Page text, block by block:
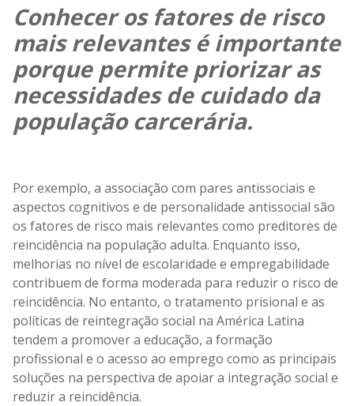
Conhecer os fatores de risco
mais relevantes é importante
porque permite priorizar as
necessidades de cuidado da
população carcerária.
Por exemplo, a associação com pares antissociais e
aspectos cognitivos e de personalidade antissocial são
os fatores de risco mais relevantes como preditores de
reincidência na população adulta. Enquanto isso,
melhorias no nível de escolaridade e empregabilidade
contribuem de forma moderada para reduzir o risco de
reincidência. No entanto, o tratamento prisional e as
políticas de reintegração social na América Latina
tendem a promover a educação, a formação
profissional e o acesso ao emprego como as principais
soluções na perspectiva de apoiar a integração social e
reduzir a reincidência.